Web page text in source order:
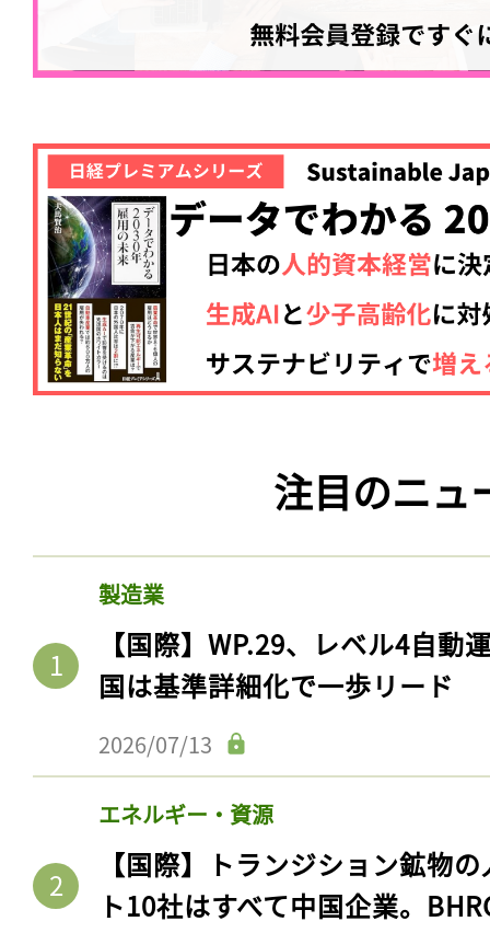
注目のニュ
製造業
【国際】WP.29、レベル4自動
国は基準詳細化で一歩リード
2026/07/13
エネルギー・資源
【国際】トランジション鉱物
ト10社はすべて中国企業。